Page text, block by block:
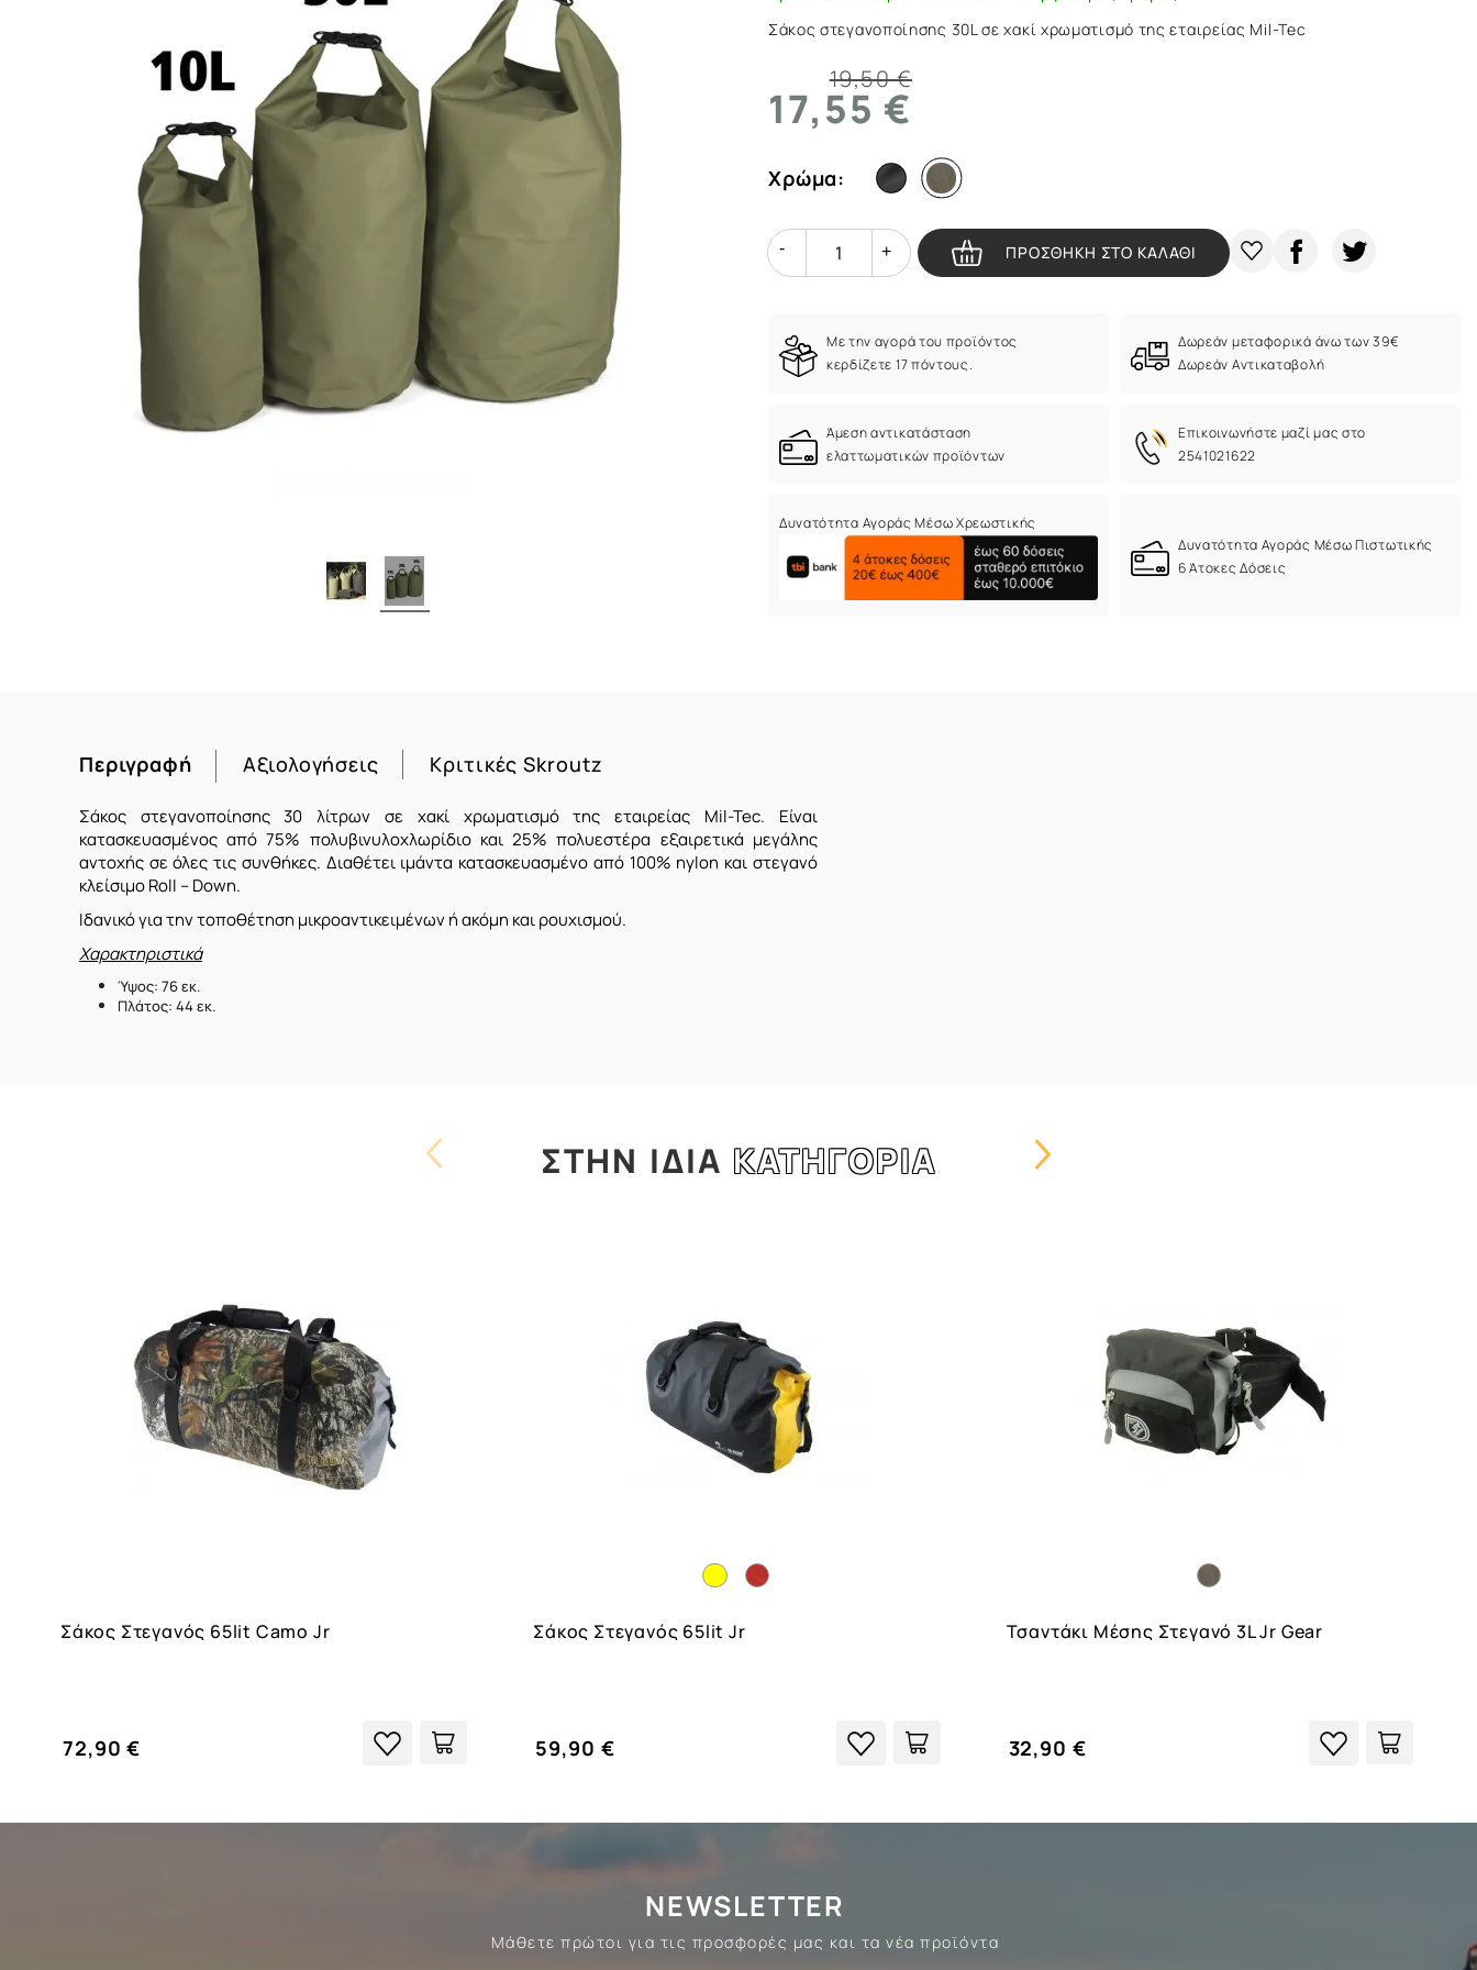
|
ArmyMarket.gr
Σάκος στεγανοποίησης 30L σε χακί χρωματισμό της εταιρείας Mil-Tec
17,55 €
19,50 €
Χρώμα:
Quantity
Quantity ΠΡΟΣΘΗΚΗ ΣΤΟ ΚΑΛΑΘΙ
Με την αγορά του προϊόντος
κερδίζετε 17 πόντους.
Δωρεάν μεταφορικά άνω των 39€
Δωρεάν Αντικαταβολή
Άμεση αντικατάσταση
ελαττωματικών προϊόντων
Eπικοινωνήστε μαζί μας στο
2541021622
Δυνατότητα Αγοράς Μέσω Χρεωστικής
Δυνατότητα Αγοράς Μέσω Πιστωτικής
6 Άτοκες Δόσεις
Περιγραφή Αξιολογήσεις Κριτικές Skroutz
Σάκος στεγανοποίησης 30 λίτρων σε χακί χρωματισμό της εταιρείας Mil-Tec. Είναι
κατασκευασμένος από 75% πολυβινυλοχλωρίδιοκαι 25% πολυεστέρα εξαιρετικά μεγάλης
αντοχήςσε όλες τις συνθήκες. Διαθέτει ιμάντα κατασκευασμένο από 100% nylon και στεγανό
κλείσιμο Roll – Down.
Ιδανικό για την τοποθέτηση μικροαντικειμένων ή ακόμη και ρουχισμού.
Χαρακτηριστικά
Ύψος: 76 εκ.
Πλάτος: 44 εκ.
ΣΤΗΝ ΙΔΙΑ ΚΑΤΗΓΟΡΙΑ
Σάκος Στεγανός 65lit Camo Jr
72,90 €
Σάκος Στεγανός 65lit Jr
59,90 €
Τσαντάκι Μέσης Στεγανό 3L Jr Gear
32,90 €
NEWSLETTER
Μάθετε πρώτοι για τις προσφορές μας και τα νέα προϊόντα